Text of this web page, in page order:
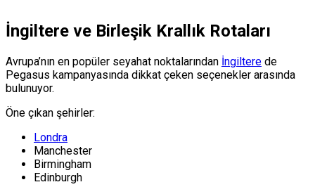
İngiltere ve Birleşik Krallık Rotaları
Avrupa’nın en popüler seyahat noktalarından İngiltere de
Pegasus kampanyasında dikkat çeken seçenekler arasında
bulunuyor.
Öne çıkan şehirler:
Londra
Manchester
Birmingham
Edinburgh